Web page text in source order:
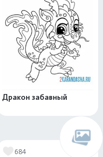
Дракон забавный
684